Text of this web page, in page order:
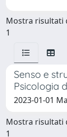
Mostra risultati
1
Senso e
Psicologia
2023-01-01
Mostra risultati
1